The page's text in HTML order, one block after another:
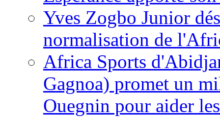
Yves Zogbo Junior
normalisation de
Africa Sports
Gagnoa) promet un
Ouegnin pour aider